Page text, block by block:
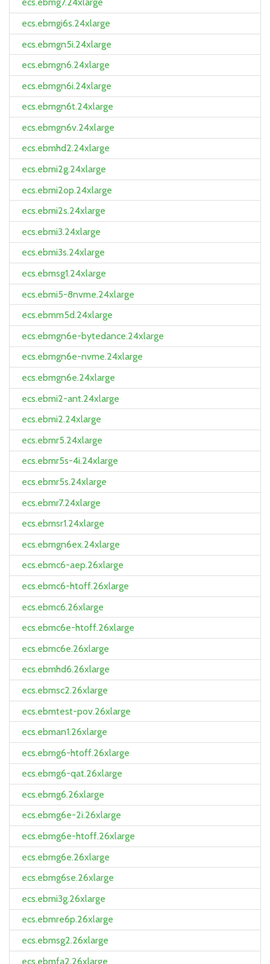
ecs.ebmg7.24xlarge
ecs.ebmgi6s.24xlarge
ecs.ebmgn5i.24xlarge
ecs.ebmgn6.24xlarge
ecs.ebmgn6i.24xlarge
ecs.ebmgn6t.24xlarge
ecs.ebmgn6v.24xlarge
ecs.ebmhd2.24xlarge
ecs.ebmi2g.24xlarge
ecs.ebmi2op.24xlarge
ecs.ebmi2s.24xlarge
ecs.ebmi3.24xlarge
ecs.ebmi3s.24xlarge
ecs.ebmsg1.24xlarge
ecs.ebmi5-8nvme.24xlarge
ecs.ebmm5d.24xlarge
ecs.ebmgn6e-bytedance.24xlarge
ecs.ebmgn6e-nvme.24xlarge
ecs.ebmgn6e.24xlarge
ecs.ebmi2-ant.24xlarge
ecs.ebmi2.24xlarge
ecs.ebmr5.24xlarge
ecs.ebmr5s-4i.24xlarge
ecs.ebmr5s.24xlarge
ecs.ebmr7.24xlarge
ecs.ebmsr1.24xlarge
ecs.ebmgn6ex.24xlarge
ecs.ebmc6-aep.26xlarge
ecs.ebmc6-htoff.26xlarge
ecs.ebmc6.26xlarge
ecs.ebmc6e-htoff.26xlarge
ecs.ebmc6e.26xlarge
ecs.ebmhd6.26xlarge
ecs.ebmsc2.26xlarge
ecs.ebmtest-pov.26xlarge
ecs.ebman1.26xlarge
ecs.ebmg6-htoff.26xlarge
ecs.ebmg6-qat.26xlarge
ecs.ebmg6.26xlarge
ecs.ebmg6e-2i.26xlarge
ecs.ebmg6e-htoff.26xlarge
ecs.ebmg6e.26xlarge
ecs.ebmg6se.26xlarge
ecs.ebmi3g.26xlarge
ecs.ebmre6p.26xlarge
ecs.ebmsg2.26xlarge
ecs.ebmfa2.26xlarge